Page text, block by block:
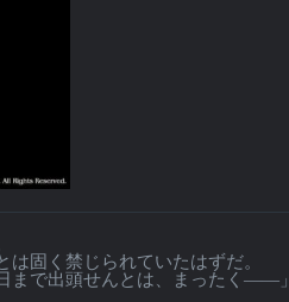
固く禁じられていたはずだ。
まで出頭せんとは、まったく――」